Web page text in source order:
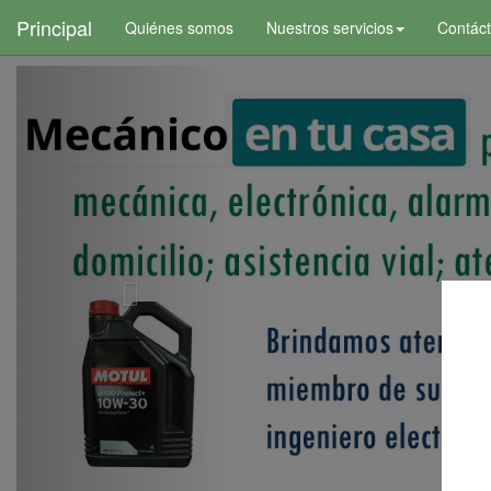
Principal Quiénes somos Nuestros servicios